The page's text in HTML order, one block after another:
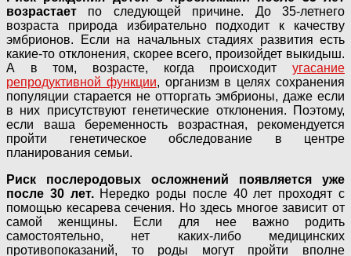
возрастает по следующей причине. До 35-летнего
возраста природа избирательно подходит к качеству
эмбрионов. Если на начальных стадиях развития есть
какие-то отклонения, скорее всего, произойдет выкидыш.
А в том, возрасте, когда происходит угасание
репродуктивной функции, организм в целях сохранения
популяции старается не отторгать эмбрионы, даже если
в них присутствуют генетические отклонения. Поэтому,
если ваша беременность возрастная, рекомендуется
пройти генетическое обследование в центре
планирования семьи.
Риск послеродовых осложнений появляется уже
после 30 лет.Нередко роды после 40 лет проходят с
помощью кесарева сечения. Но здесь многое зависит от
самой женщины. Если для нее важно родить
самостоятельно, нет каких-либо медицинских
противопоказаний, то роды могут пройти вполне